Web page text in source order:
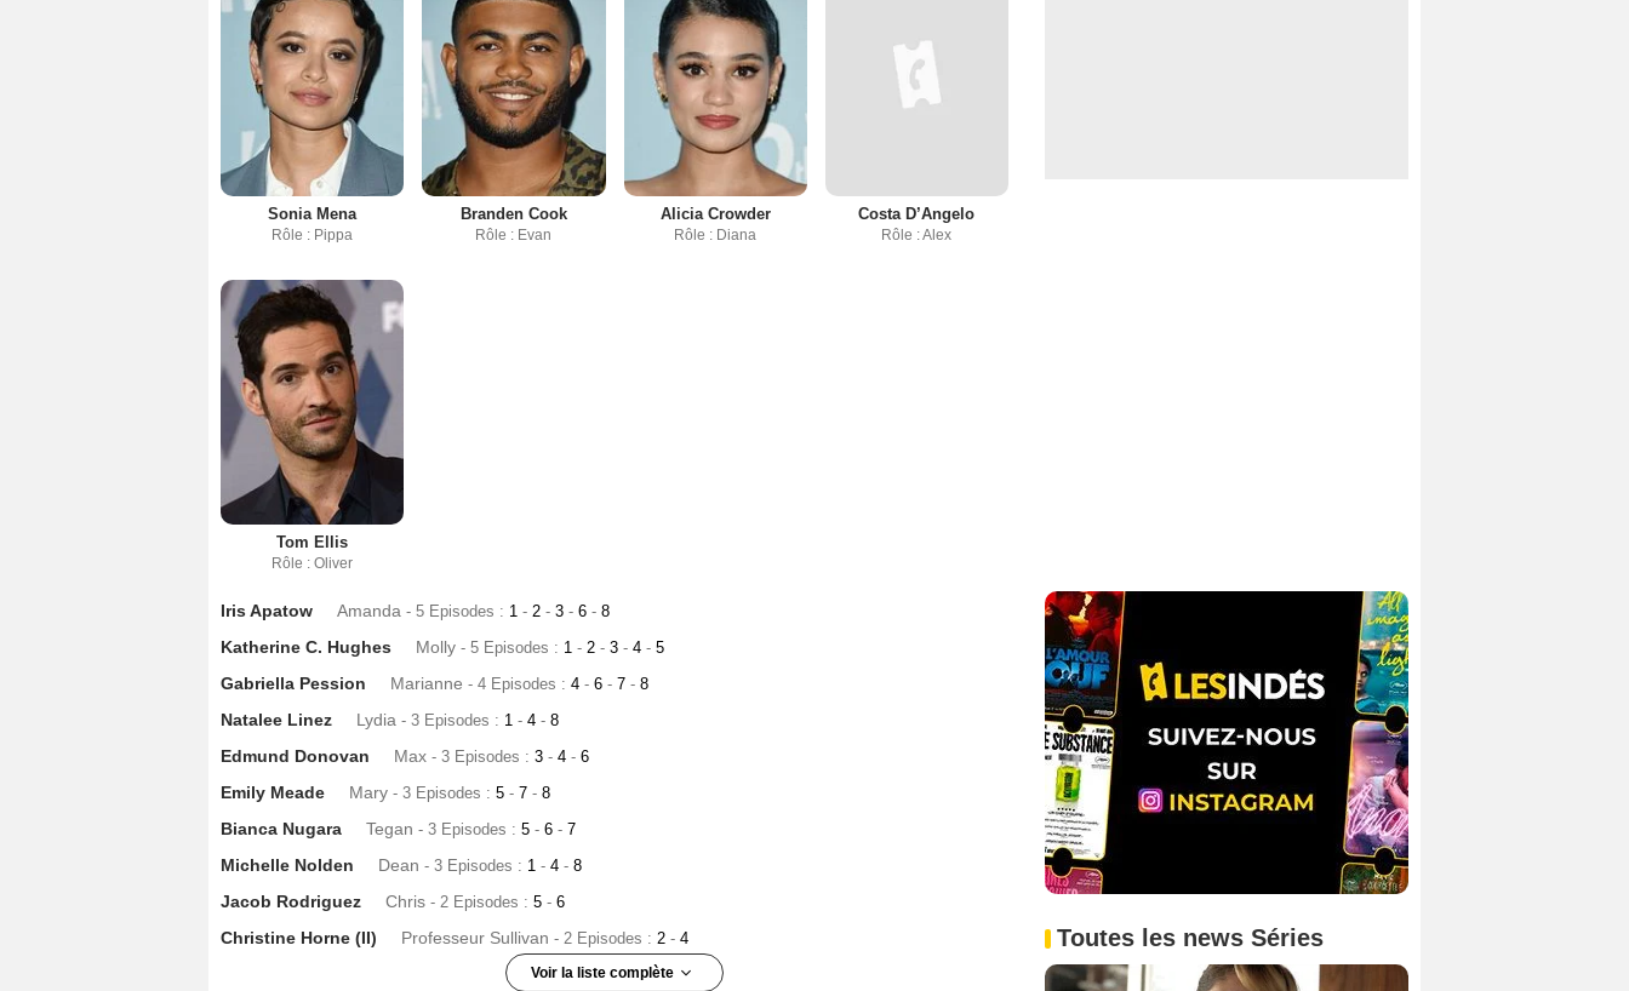
Sonia Mena
Rôle : Pippa
Branden Cook
Rôle : Evan
Alicia Crowder
Rôle : Diana
Costa D’Angelo
Rôle : Alex
Tom Ellis
Rôle : Oliver
Iris Apatow Amanda - 5 Episodes : 1 - 2 - 3 - 6 - 8
Katherine C. Hughes Molly - 5 Episodes : 1 - 2 - 3 - 4 - 5
Gabriella Pession Marianne - 4 Episodes : 4 - 6 - 7 - 8
Natalee Linez Lydia - 3 Episodes : 1 - 4 - 8
Edmund Donovan Max - 3 Episodes : 3 - 4 - 6
Emily Meade Mary - 3 Episodes : 5 - 7 - 8
Bianca Nugara Tegan - 3 Episodes : 5 - 6 - 7
Michelle Nolden Dean - 3 Episodes : 1 - 4 - 8
Jacob Rodriguez Chris - 2 Episodes : 5 - 6
Christine Horne (II) Professeur Sullivan - 2 Episodes : 2 - 4
Voir la liste complète
Toutes les news Séries